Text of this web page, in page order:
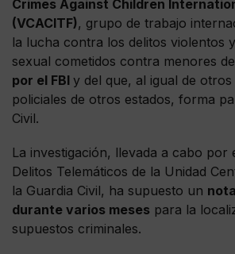
Crimes Against Children
(VCACITF), grupo de trabajo
la lucha contra los delitos violentos
sexual cometidos contra menores
por el FBI y del que, al igual de
policiales de otros estados, forma
Civil.
La investigación, llevada a cabo por
Delitos Telemáticos de la Unidad
la Guardia Civil, ha supuesto un
durante varios meses para la
supuestos criminales.